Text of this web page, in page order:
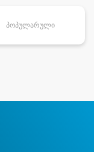
პოპულარული